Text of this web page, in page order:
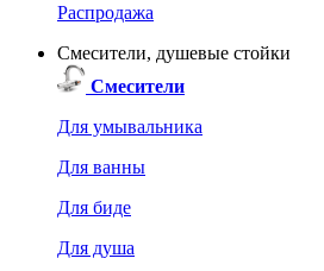
Распродажа
Смесители, душевые стойки
Смесители
Для умывальника
Для ванны
Для биде
Для душа